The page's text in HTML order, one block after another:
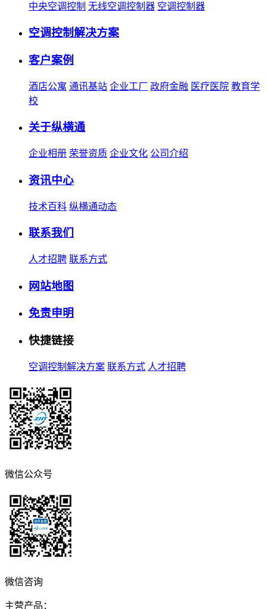
中央空调控制 无线空调控制器 空调控制器
空调控制解决方案
客户案例
酒店公寓 通讯基站 企业工厂 政府金融 医疗医院 教育学
校
关于纵横通
企业相册 荣誉资质 企业文化 公司介绍
资讯中心
技术百科 纵横通动态
联系我们
人才招聘 联系方式
网站地图
免责申明
快捷链接
空调控制解决方案 联系方式 人才招聘
微信公众号
微信咨询
主营产品：